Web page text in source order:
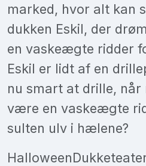
marked, hvor alt kan
dukken Eskil, der
en vaskeægte ridder
Eskil er lidt af en
nu smart at drille, når
være en vaskeægte
sulten ulv i hælene?